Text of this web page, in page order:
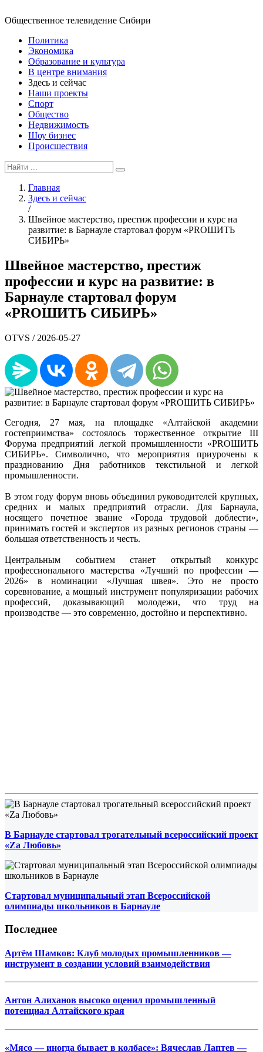
Общественное телевидение Сибири
Политика
Экономика
Образование и культура
В центре внимания
Здесь и сейчас
Наши проекты
Спорт
Общество
Недвижимость
Шоу бизнес
Происшествия
Главная
Здесь и сейчас
/
Швейное мастерство, престиж профессии и курс на
развитие: в Барнауле стартовал форум «PROШИТЬ
СИБИРЬ»
Швейное мастерство, престиж
профессии и курс на развитие: в
Барнауле стартовал форум
«PROШИТЬ СИБИРЬ»
OTVS / 2026-05-27
Сегодня, 27 мая, на площадке «Алтайской академии
гостеприимства» состоялось торжественное открытие III
Форума предприятий легкой промышленности «PROШИТЬ
СИБИРЬ». Символично, что мероприятия приурочены к
празднованию Дня работников текстильной и легкой
промышленности.
В этом году форум вновь объединил руководителей крупных,
средних и малых предприятий отрасли. Для Барнаула,
носящего почетное звание «Города трудовой доблести»,
принимать гостей и экспертов из разных регионов страны —
большая ответственность и честь.
Центральным событием станет открытый конкурс
профессионального мастерства «Лучший по профессии —
2026» в номинации «Лучшая швея». Это не просто
соревнование, а мощный инструмент популяризации рабочих
профессий, доказывающий молодежи, что труд на
производстве — это современно, достойно и перспективно.
В Барнауле стартовал трогательный всероссийский проект
«Zа Любовь»
Стартовал муниципальный этап Всероссийской
олимпиады школьников в Барнауле
Последнее
Артём Шамков: Клуб молодых промышленников —
инструмент в создании условий взаимодействия
Антон Алиханов высоко оценил промышленный
потенциал Алтайского края
«Мясо — иногда бывает в колбасе»: Вячеслав Лаптев —